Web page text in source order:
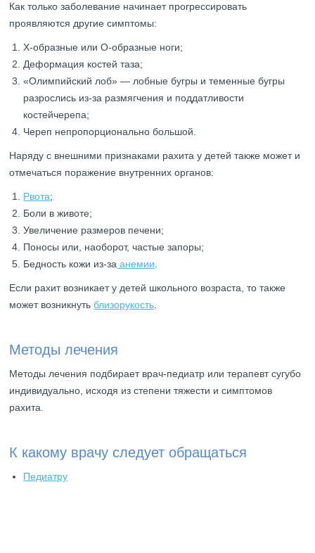
Как только заболевание начинает прогрессировать
проявляются другие симптомы:
Х-образные или О-образные ноги;
Деформация костей таза;
«Олимпийский лоб» — лобные бугры и теменные бугры
разрослись из-за размягчения и поддатливости
костейчерепа;
Череп непропорционально большой.
Наряду с внешними признаками рахита у детей также может и
отмечаться поражение внутренних органов:
Рвота;
Боли в животе;
Увеличение размеров печени;
Поносы или, наоборот, частые запоры;
Бедность кожи из-за анемии
Если рахит возникает у детей школьного возраста, то также
может возникнутьблизорукость
Методы лечения
Методы лечения подбирает врач-педиатр или терапевт сугубо
индивидуально, исходя из степени тяжести и симптомов
рахита.
К какому врачу следует обращаться
Педиатру